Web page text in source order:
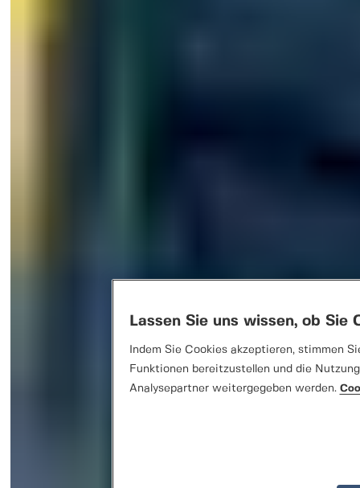
Lassen Sie uns wissen, ob Sie
Indem Sie Cookies akzeptieren, stimmen
Funktionen bereitzustellen und die
Analysepartner weitergegeben werden.